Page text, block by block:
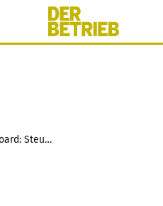
Schlagwort-Steuerboard: Steueroase